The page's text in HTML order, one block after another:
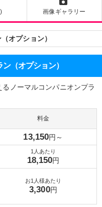
画像ギャラリー
オプション）
（オプション）
ノーマルコンパニオンプラ
料金
13,150円～
1人あたり
18,150円
お1人様あたり
3,300円